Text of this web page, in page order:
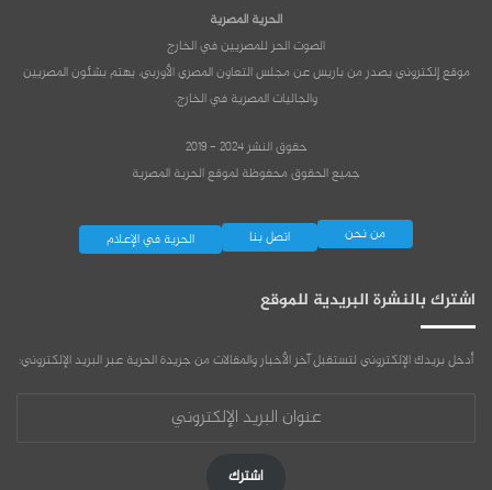
الحرية المصرية
الصوت الحر للمصريين في الخارج
موقع إلكتروني يصدر من باريس عن مجلس التعاون المصري الأوربي، يهتم بشئون المصريين
والجاليات المصرية في الخارج.
حقوق النشر 2024 - 2019
جميع الحقوق محفوظة لموقع الحرية المصرية
من نحن اتصل بنا الحرية في الإعلام
اشترك بالنشرة البريدية للموقع
أدخل بريدك الإلكتروني لتستقبل آخر الأخبار والمقالات من جريدة الحرية عبر البريد الإلكتروني:
اشترك